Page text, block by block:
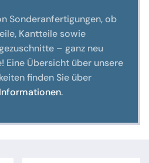
Sonderanfertigungen, ob
Kantteile sowie
– ganz neu
Eine Übersicht über unsere
finden Sie über
.